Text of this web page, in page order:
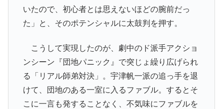
いたので、初心者とは思えないほどの腕前だっ
た」と、そのポテンシャルに太鼓判を押す。
こうして実現したのが、劇中のド派手アクショ
ンシーン『団地パニック』で突じょ繰り広げられ
る「リアル師弟対決」。宇津帆一派の追っ手を退
けて、団地のある一室に入るファブル。するとそ
こに一言も発することなく、不気味にファブルを